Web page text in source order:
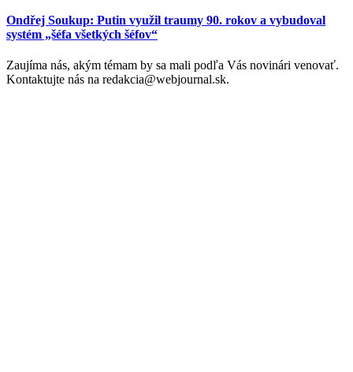
Ondřej Soukup: Putin využil traumy 90. rokov a vybudoval
systém „šéfa všetkých šéfov“
Zaujíma nás, akým témam by sa mali podľa Vás novinári venovať.
Kontaktujte nás na redakcia@webjournal.sk.